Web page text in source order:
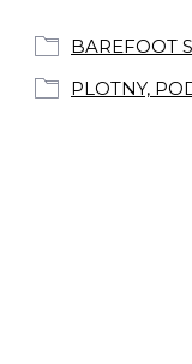
BAREFOOT
PLOTNY,